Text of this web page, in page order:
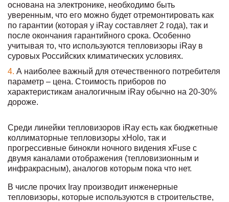
основана на электронике, необходимо быть
уверенным, что его можно будет отремонтировать как
по гарантии (которая у iRay составляет 2 года), так и
после окончания гарантийного срока. Особенно
учитывая то, что используются тепловизоры iRay в
суровых Российских климатических условиях.
А наиболее важный для отечественного потребителя
параметр – цена. Стоимость приборов по
характеристикам аналогичным iRay обычно на 20-30%
дороже.
Среди линейки тепловизоров iRay есть как бюджетные
коллиматорные тепловизоры xHolo, так и
прогрессивные бинокли ночного видения xFuse с
двумя каналами отображения (тепловизионным и
инфракрасным), аналогов которым пока что нет.
В числе прочих Iray производит инженерные
тепловизоры, которые используются в строительстве,